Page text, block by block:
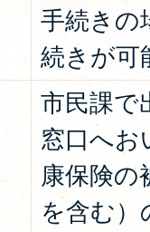
手続きの
続きが可
市民課で
窓口へお
康保険の
を含む）